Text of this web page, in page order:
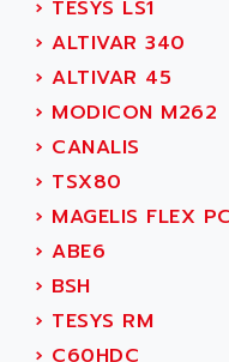
15N
PB15
C200
SMC500
SMC200 / 500
PLC-5
NC
SERVO MOTOR
PERMANENT
ACEDIS
ACER
ACERIME
ACI
ACIM JOUANIN
ACINDUCTO
ACKSYS
ACMA
ACOMEL
› TESYS LS1
› ALTIVAR 340
› ALTIVAR 45
› MODICON M262
› CANALIS
› TSX80
› MAGELIS FLEX
› ABE6
› BSH
› TESYS RM
› C60HDC